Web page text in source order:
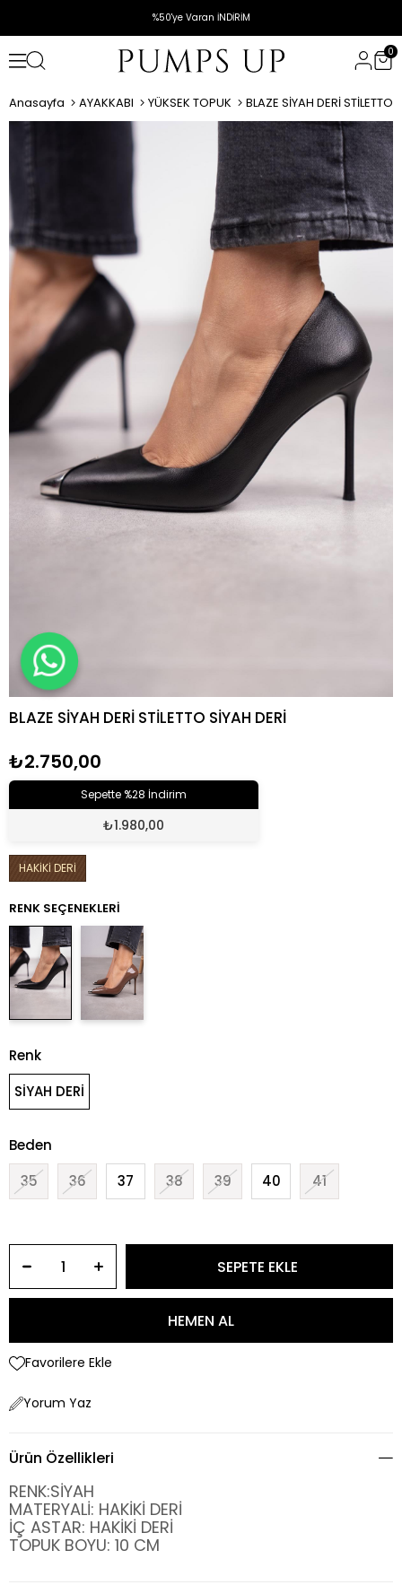
%50'ye Varan İNDİRİM
0
Anasayfa AYAKKABI YÜKSEK TOPUK BLAZE SİYAH DERİ STİLETTO
BLAZE SİYAH DERİ STİLETTO SİYAH DERİ
₺2.750,00
Sepette %28 İndirim
₺1.980,00
HAKİKİ DERİ
RENK SEÇENEKLERI
Renk
SİYAH DERİ
Beden
35
36 37 38 39 40 41
Favorilere Ekle
Yorum Yaz
Ürün Özellikleri
RENK:SİYAH
MATERYALİ: HAKİKİ DERİ
İÇ ASTAR: HAKİKİ DERİ
TOPUK BOYU: 10 CM